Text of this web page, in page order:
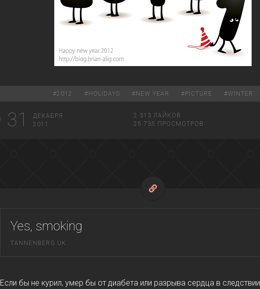
#2012 # HOLIDAYS # NEW YEAR # PICTURE #WINTER
31
ДЕКАБРЯ
2011
2 313ЛАЙКОВ
25 735 ПРОСМОТРОВ
Yes, smoking
TANNENBERG.UK
Если бы не курил, умер бы от диабета или разрыва сердца в следствии